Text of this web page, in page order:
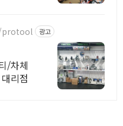
광고
/차체
리점